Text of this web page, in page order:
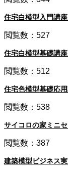
住宅白模型入門講
閲覧数：527
住宅白模型基礎講
閲覧数：512
住宅色模型基礎応
閲覧数：538
サイコロの家ミニ
閲覧数：387
建築模型ビジネス